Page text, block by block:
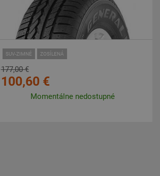
SUV-ZIMNÉ ZOSÍLENÁ
177,00 €
100,60 €
Momentálne nedostupné